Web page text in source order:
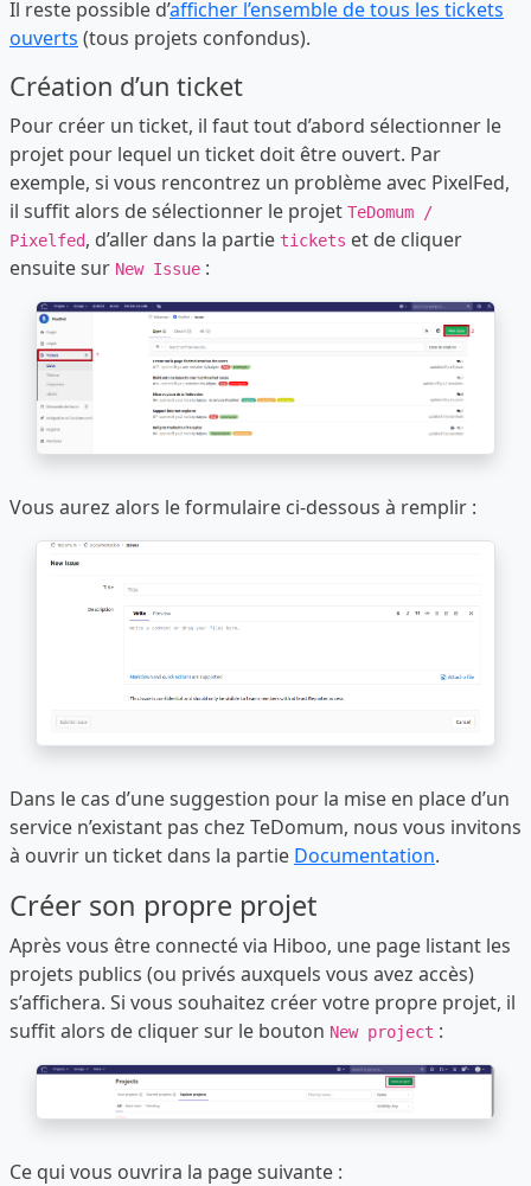
Il reste possible d’afficher l’ensemble de tous les tickets
ouverts (tous projets confondus).
Création d’un ticket
Pour créer un ticket, il faut tout d’abord sélectionner le
projet pour lequel un ticket doit être ouvert. Par
exemple, si vous rencontrez un problème avec PixelFed,
il suffit alors de sélectionner le projet TeDomum /
Pixelfed, d’aller dans la partie tickets et de cliquer
ensuite sur New Issue :
Vous aurez alors le formulaire ci-dessous à remplir :
Dans le cas d’une suggestion pour la mise en place d’un
service n’existant pas chez TeDomum, nous vous invitons
à ouvrir un ticket dans la partie Documentation.
Créer son propre projet
Après vous être connecté via Hiboo, une page listant les
projets publics (ou privés auxquels vous avez accès)
s’affichera. Si vous souhaitez créer votre propre projet, il
suffit alors de cliquer sur le bouton New project :
Ce qui vous ouvrira la page suivante :